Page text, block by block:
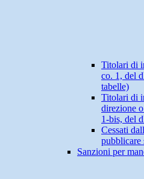
Titolari di
co. 1, del
tabelle)
Titolari di
direzione
1-bis, del
Cessati
pubblicare
Sanzioni per